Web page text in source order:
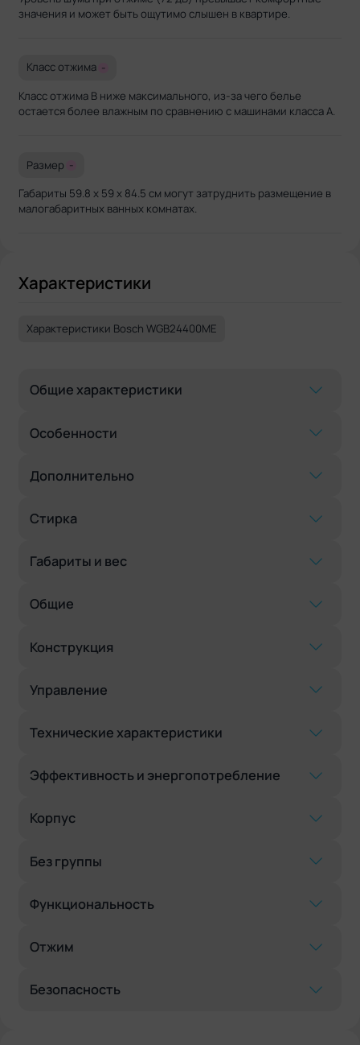
значения и может быть ощутимо слышен в квартире.
Класс отжима -
Класс отжима B ниже максимального, из-за чего белье
остается более влажным по сравнению с машинами класса A.
Размер -
Габариты 59.8 х 59 х 84.5 см могут затруднить размещение в
малогабаритных ванных комнатах.
Характеристики
Характеристики Bosch WGB24400ME
Общие характеристики
Особенности
Дополнительно
Стирка
Габариты и вес
Общие
Конструкция
Управление
Технические характеристики
Эффективность и энергопотребление
Корпус
Без группы
Функциональность
Отжим
Безопасность